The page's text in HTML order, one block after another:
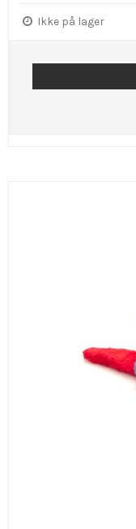
Ikke på lager